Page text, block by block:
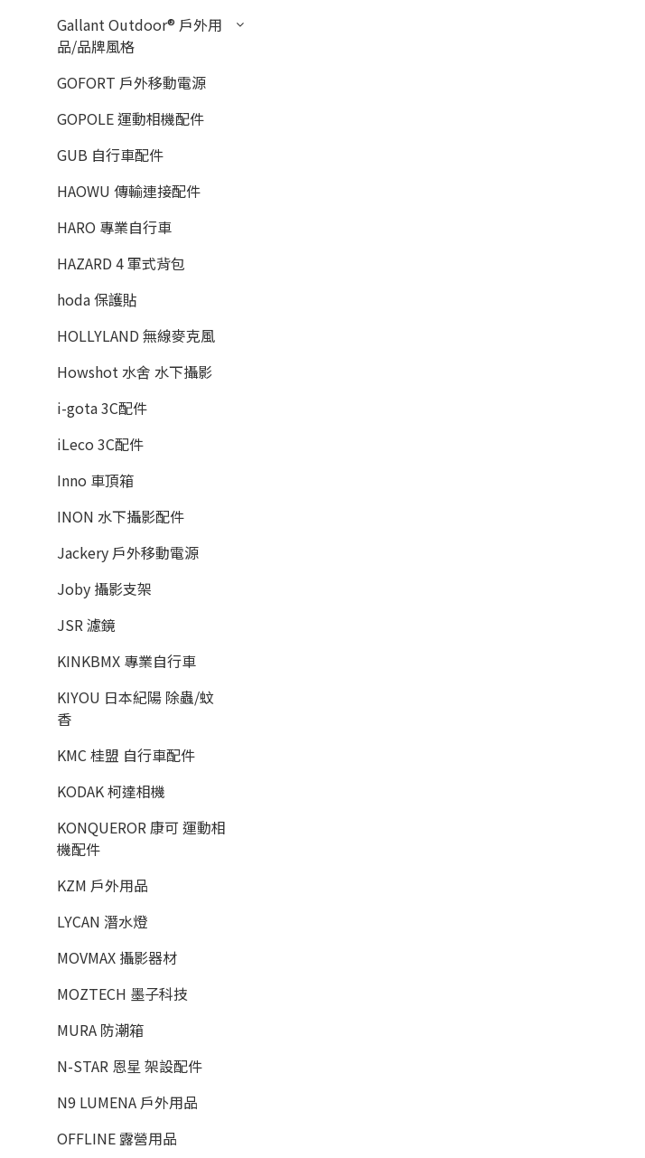
Gallant Outdoor®️ 戶外用
品/品牌風格
GOFORT 戶外移動電源
GOPOLE 運動相機配件
GUB 自行車配件
HAOWU 傳輸連接配件
HARO 專業自行車
HAZARD 4 軍式背包
hoda 保護貼
HOLLYLAND 無線麥克風
Howshot 水舍 水下攝影
i-gota 3C配件
iLeco 3C配件
Inno 車頂箱
INON 水下攝影配件
Jackery 戶外移動電源
Joby 攝影支架
JSR 濾鏡
KINKBMX 專業自行車
KIYOU 日本紀陽 除蟲/蚊
香
KMC 桂盟 自行車配件
KODAK 柯達相機
KONQUEROR 康可 運動相
機配件
KZM 戶外用品
LYCAN 潛水燈
MOVMAX 攝影器材
MOZTECH 墨子科技
MURA 防潮箱
N-STAR 恩星 架設配件
N9 LUMENA 戶外用品
OFFLINE 露營用品